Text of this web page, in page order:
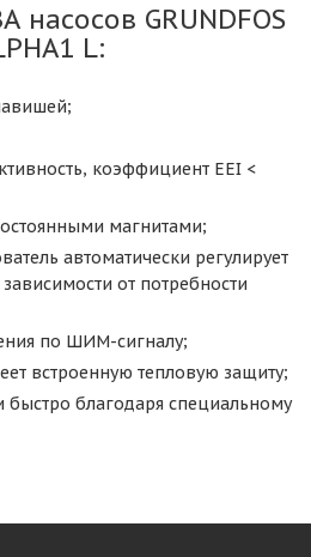
GRUNDFOS
L:
коэффициент EEI <
магнитами;
автоматически регулирует
от потребности
по ШИМ-сигналу;
встроенную тепловую защиту;
быстро благодаря специальному